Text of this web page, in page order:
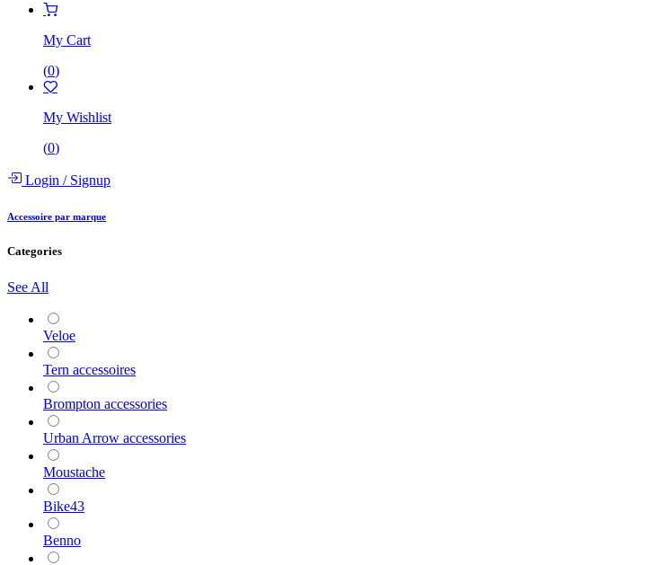
My Cart
(0)
My Wishlist
(0)
Login /Signup
Accessoire par marque
Categories
See All
Veloe
Tern accessoires
Brompton accessories
Urban Arrow accessories
Moustache
Bike43
Benno